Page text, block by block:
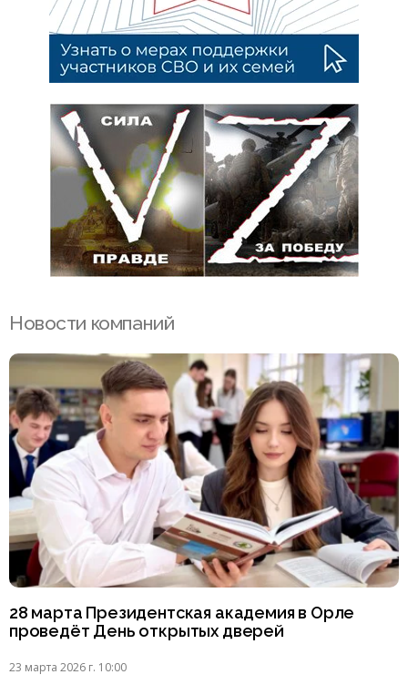
Новости компаний
28 марта Президентская академия в Орле
проведёт День открытых дверей
23 марта 2026 г. 10:00